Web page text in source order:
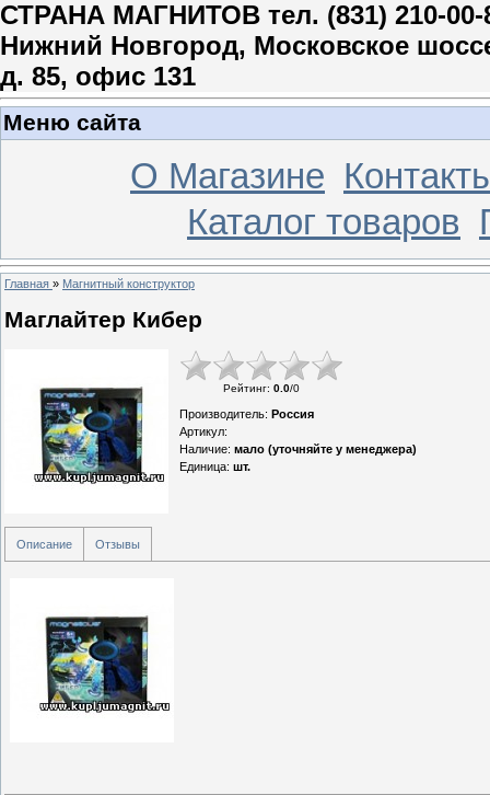
СТРАНА МАГНИТОВ тел. (831) 210-00-
Нижний Новгород, Московское
д. 85, офис 131
Меню сайта
О Магазине
Каталог товаров
Главная » Магнитный конструктор
Маглайтер Кибер
Рейтинг: 0.0/0
Производитель: Россия
Артикул:
Наличие: мало (уточняйте у менеджера)
Единица: шт.
Описание Отзывы